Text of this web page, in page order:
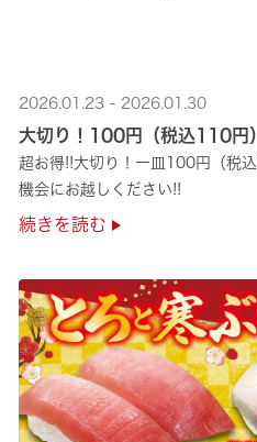
2026.01.23 - 2026.01.30
大切り！100円（税込110円
超お得!!大切り！一皿100円（税
機会にお越しください!!
続きを読む